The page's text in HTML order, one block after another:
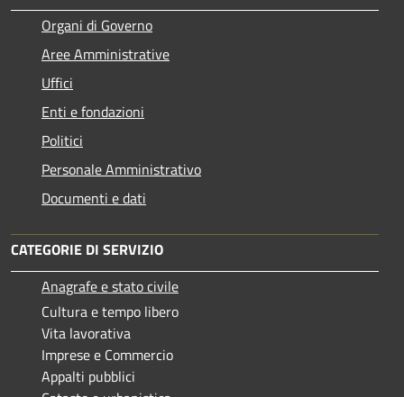
Organi di Governo
Aree Amministrative
Uffici
Enti e fondazioni
Politici
Personale Amministrativo
Documenti e dati
CATEGORIE DI SERVIZIO
Anagrafe e stato civile
Cultura e tempo libero
Vita lavorativa
Imprese e Commercio
Appalti pubblici